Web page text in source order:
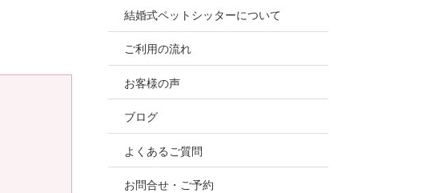
結婚式ペットシッターについて
ご利用の流れ
お客様の声
ブログ
よくあるご質問
お問合せ・ご予約